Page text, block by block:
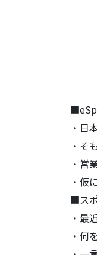
・日
・そ
・営
・仮
■ス
・最
・何